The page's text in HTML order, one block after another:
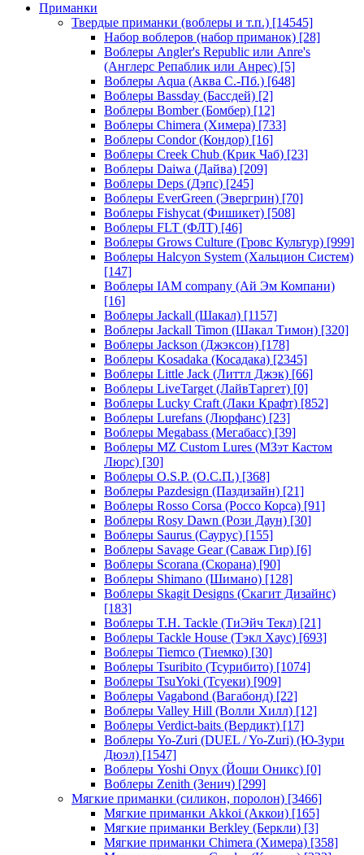
Приманки
Твердые приманки (воблеры и т.п.) [14545]
Набор воблеров (набор приманок) [28]
Воблеры Angler's Republic или Anre's
(Англерс Репаблик или Анрес) [5]
Воблеры Aqua (Аква С.-Пб.) [648]
Воблеры Bassday (Бассдей) [2]
Воблеры Bomber (Бомбер) [12]
Воблеры Chimera (Химера) [733]
Воблеры Condor (Кондор) [16]
Воблеры Creek Chub (Крик Чаб) [23]
Воблеры Daiwa (Дайва) [209]
Воблеры Deps (Дэпс) [245]
Воблеры EverGreen (Эвергрин) [70]
Воблеры Fishycat (Фишикет) [508]
Воблеры FLT (ФЛТ) [46]
Воблеры Grows Culture (Гровс Культур) [999]
Воблеры Halcyon System (Хальцион Систем)
[147]
Воблеры IAM company (Ай Эм Компани)
[16]
Воблеры Jackall (Шакал) [1157]
Воблеры Jackall Timon (Шакал Тимон) [320]
Воблеры Jackson (Джэксон) [178]
Воблеры Kosadaka (Косадака) [2345]
Воблеры Little Jack (Литтл Джэк) [66]
Воблеры LiveTarget (ЛайвТаргет) [0]
Воблеры Lucky Craft (Лаки Крафт) [852]
Воблеры Lurefans (Люрфанс) [23]
Воблеры Megabass (Мегабасс) [39]
Воблеры MZ Custom Lures (МЗэт Кастом
Люрс) [30]
Воблеры O.S.P. (О.С.П.) [368]
Воблеры Pazdesign (Паздизайн) [21]
Воблеры Rosso Corsa (Россо Корса) [91]
Воблеры Rosy Dawn (Рози Даун) [30]
Воблеры Saurus (Саурус) [155]
Воблеры Savage Gear (Саваж Гир) [6]
Воблеры Scorana (Скорана) [90]
Воблеры Shimano (Шимано) [128]
Воблеры Skagit Designs (Скагит Дизайнс)
[183]
Воблеры T.H. Tackle (ТиЭйч Текл) [21]
Воблеры Tackle House (Тэкл Хаус) [693]
Воблеры Tiemco (Тиемко) [30]
Воблеры Tsuribito (Тсурибито) [1074]
Воблеры TsuYoki (Тсуеки) [909]
Воблеры Vagabond (Вагабонд) [22]
Воблеры Valley Hill (Волли Хилл) [12]
Воблеры Verdict-baits (Вердикт) [17]
Воблеры Yo-Zuri (DUEL / Yo-Zuri) (Ю-Зури
Дюэл) [1547]
Воблеры Yoshi Onyx (Йоши Оникс) [0]
Воблеры Zenith (Зенич) [299]
Мягкие приманки (силикон, поролон) [3466]
Мягкие приманки Akkoi (Аккои) [165]
Мягкие приманки Berkley (Беркли) [3]
Мягкие приманки Chimera (Химера) [358]